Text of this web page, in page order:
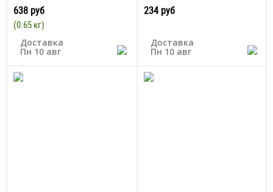
638 руб
(0.65 кг)
Доставка
Пн 10 авг
Россия
234 руб
Доставка
Пн 10 авг